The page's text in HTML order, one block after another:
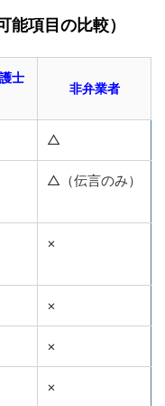
能項目の比較）
士
非弁業者
△
△（伝言のみ）
×
×
×
×